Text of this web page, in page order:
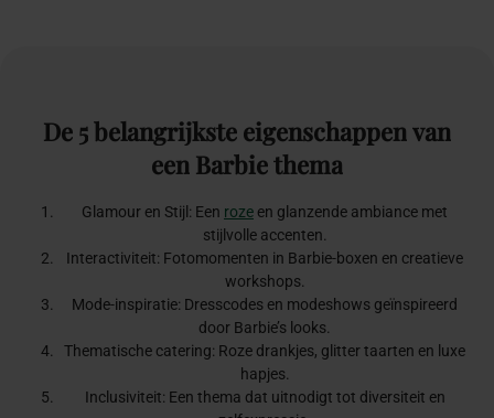
De 5belangrijkste eigenschappenvan
een Barbiethema
Glamour en Stijl: Een roze en glanzende ambiance met
stijlvolle accenten.
Interactiviteit: Fotomomenten in Barbie-boxen en creatieve
workshops.
Mode-inspiratie: Dresscodes en modeshows geïnspireerd
door Barbie’s looks.
Thematische catering: Roze drankjes, glitter taarten en luxe
hapjes.
Inclusiviteit: Een thema dat uitnodigt tot diversiteit en